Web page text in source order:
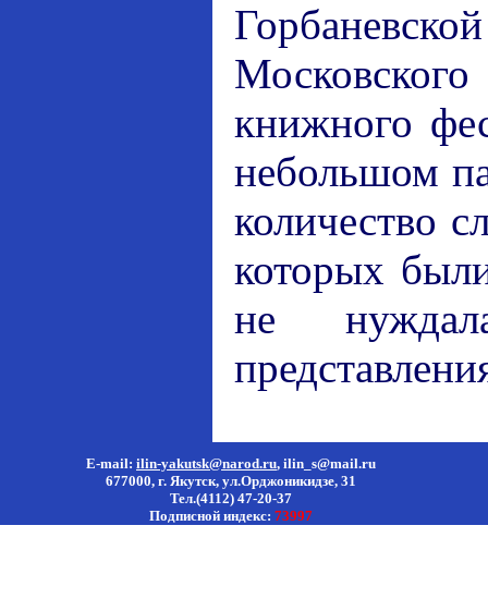
книжного
небольшом
количество
которых
не
E-mail: ilin-yakutsk@narod.ru, ilin_s@mail.ru
677000, г. Якутск, ул.Орджоникидзе, 31
Тел.(4112) 47-20-37
Подписной индекс: 73997